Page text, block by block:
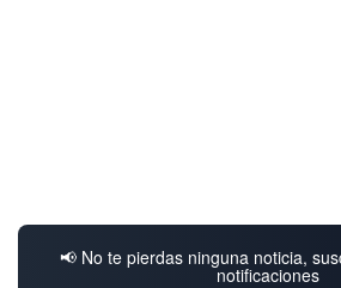
📢 No te pierdas ninguna noticia,
notificaciones